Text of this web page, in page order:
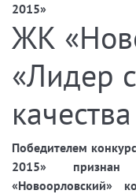
2015»
ЖК
«Лидер
Победителем
2015» признан
«Новоорловский»